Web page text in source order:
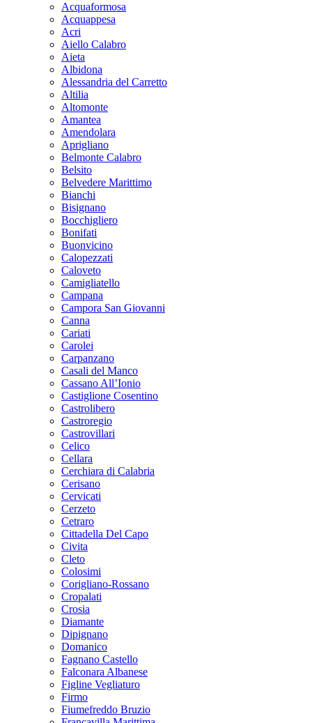
Acquaformosa
Acquappesa
Acri
Aiello Calabro
Aieta
Albidona
Alessandria del Carretto
Altilia
Altomonte
Amantea
Amendolara
Aprigliano
Belmonte Calabro
Belsito
Belvedere Marittimo
Bianchi
Bisignano
Bocchigliero
Bonifati
Buonvicino
Calopezzati
Caloveto
Camigliatello
Campana
Campora San Giovanni
Canna
Cariati
Carolei
Carpanzano
Casali del Manco
Cassano All’Ionio
Castiglione Cosentino
Castrolibero
Castroregio
Castrovillari
Celico
Cellara
Cerchiara di Calabria
Cerisano
Cervicati
Cerzeto
Cetraro
Cittadella Del Capo
Civita
Cleto
Colosimi
Corigliano-Rossano
Cropalati
Crosia
Diamante
Dipignano
Domanico
Fagnano Castello
Falconara Albanese
Figline Vegliaturo
Firmo
Fiumefreddo Bruzio